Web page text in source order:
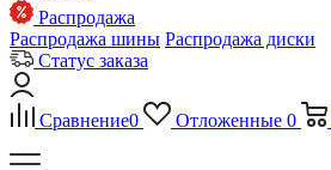
Распродажа
Распродажа шины Распродажа диски
Статус заказа
Сравнение0 Отложенные 0